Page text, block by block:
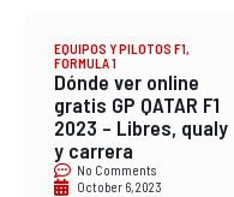
EQUIPOS Y PILOTOS F1,
FORMULA 1
Dónde ver online
gratis GP QATAR F1
2023 – Libres, qualy
y carrera
No Comments
October 6, 2023